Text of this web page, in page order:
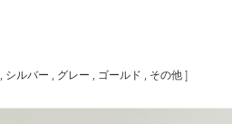
, シルバー , グレー , ゴールド , その他